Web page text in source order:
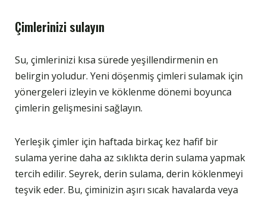
Çimlerinizi sulayın
Su, çimlerinizi kısa sürede yeşillendirmenin en
belirgin yoludur. Yeni döşenmiş çimleri sulamak için
yönergeleri izleyin ve köklenme dönemi boyunca
çimlerin gelişmesini sağlayın.
Yerleşik çimler için haftada birkaç kez hafif bir
sulama yerine daha az sıklıkta derin sulama yapmak
tercih edilir. Seyrek, derin sulama, derin köklenmeyi
teşvik eder. Bu, çiminizin aşırı sıcak havalarda veya